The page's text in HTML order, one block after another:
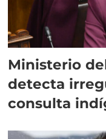
Ministerio
detecta
consulta